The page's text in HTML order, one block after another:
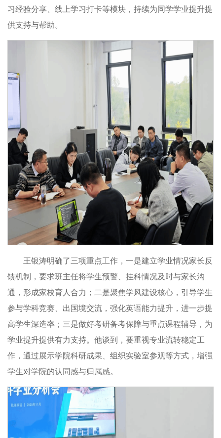
习经验分享、线上学习打卡等模块，持续为同学学业提升提
供支持与帮助。
王银涛明确了三项重点工作，一是建立学业情况家长反
馈机制，要求班主任将学生预警、挂科情况及时与家长沟
通，形成家校育人合力；二是聚焦学风建设核心，引导学生
参与学科竞赛、出国境交流，强化英语能力提升，进一步提
高学生深造率；三是做好考研备考保障与重点课程辅导，为
学业提升提供有力支持。他谈到，要重视专业流转稳定工
作，通过展示学院科研成果、组织实验室参观等方式，增强
学生对学院的认同感与归属感。